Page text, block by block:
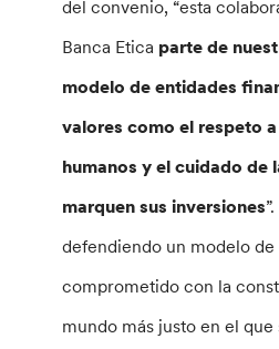
del convenio, “esta
Banca Etica parte de
modelo de entidades
valores como el respeto
humanos y el cuidado de
marquen sus inversiones
defendiendo un modelo
comprometido con la
mundo más justo en el que